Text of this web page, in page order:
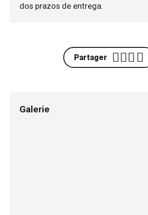
dos prazos de entrega.
Partager
Galerie